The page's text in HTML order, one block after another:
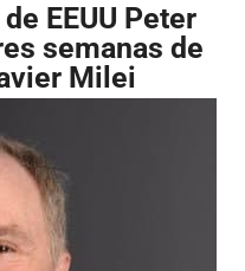
EEUU Peter
semanas de
Milei